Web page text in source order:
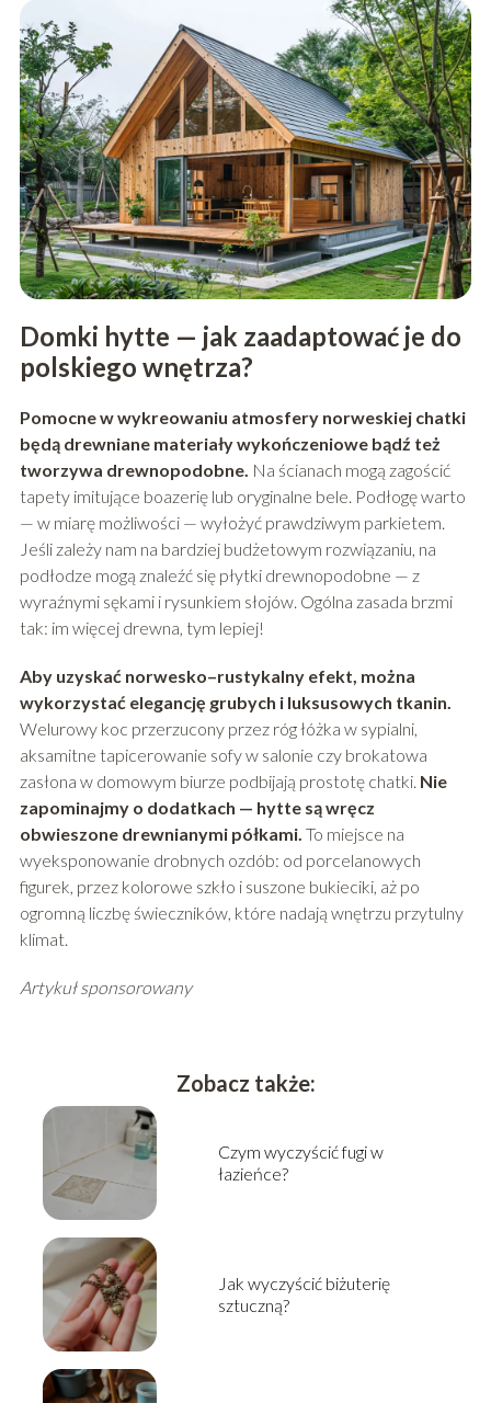
Domki hytte — jak zaadaptować je do
polskiego wnętrza?
Pomocne w wykreowaniu atmosfery norweskiej chatki
będą drewniane materiały wykończeniowe bądź też
tworzywa drewnopodobne. Na ścianach mogą zagościć
tapety imitujące boazerię lub oryginalne bele. Podłogę warto
— w miarę możliwości — wyłożyć prawdziwym parkietem.
Jeśli zależy nam na bardziej budżetowym rozwiązaniu, na
podłodze mogą znaleźć się płytki drewnopodobne — z
wyraźnymi sękami i rysunkiem słojów. Ogólna zasada brzmi
tak: im więcej drewna, tym lepiej!
Aby uzyskać norwesko–rustykalny efekt, można
wykorzystać elegancję grubych i luksusowych tkanin.
Welurowy koc przerzucony przez róg łóżka w sypialni,
aksamitne tapicerowanie sofy w salonie czy brokatowa
zasłona w domowym biurze podbijają prostotę chatki. Nie
zapominajmy o dodatkach — hytte są wręcz
obwieszone drewnianymi półkami. To miejsce na
wyeksponowanie drobnych ozdób: od porcelanowych
figurek, przez kolorowe szkło i suszone bukieciki, aż po
ogromną liczbę świeczników, które nadają wnętrzu przytulny
klimat.
Artykuł sponsorowany
Zobacz także:
Czym wyczyścić fugi w
łazieńce?
Jak wyczyścić biżuterię
sztuczną?